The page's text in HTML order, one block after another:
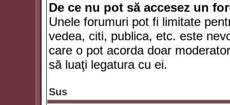
De ce nu pot să accesez un
Unele forumuri pot fi limitate
vedea, citi, publica, etc. este
care o pot acorda doar
să luaţi legatura cu ei.
Sus